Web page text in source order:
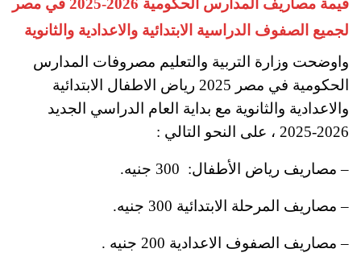
قيمة مصاريف المدارس الحكومية 2026-2025 في مصر
لجميع الصفوف الدراسية الابتدائية والاعدادية والثانوية
واوضحت وزارة التربية والتعليم مصروفات المدارس
الحكومية في مصر 2025 رياض الاطفال الابتدائية
والاعدادية والثانوية مع بداية العام الدراسي الجديد
2026-2025 ، على النحو التالي :
– مصاريف رياض الأطفال: 300 جنيه.
– مصاريف المرحلة الابتدائية 300 جنيه .
– مصاريف الصفوف الاعدادية 200 جنيه .